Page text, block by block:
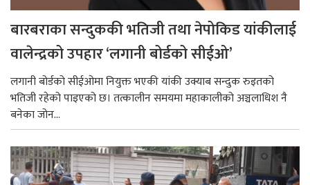
बारबराका सन्दुककी भतिजी तथा नेपोकिड यांकीलाई
वालेन्द्रको उपहार ‘लगानी बोर्डको सीईओ’
लगानी बोर्डको सीईओमा नियुक्त भएकी यांकी उक्याब सन्दुक रुइतको
भतिजी रहेको पाइएको छ। तत्कालीन समयमा महाकालीको अञ्चलाधिश नै
बनेका जोन...